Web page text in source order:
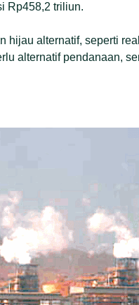
Rp458,2 triliun.
hijau alternatif, seperti
alternatif pendanaan,